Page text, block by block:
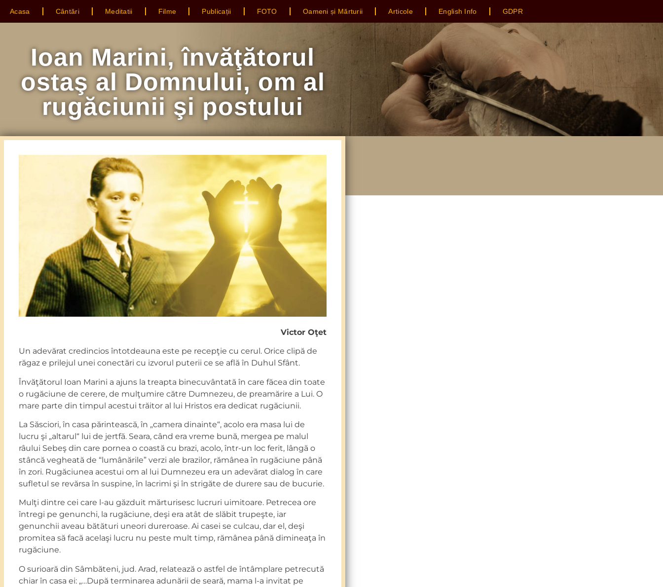
Acasa Cântări Meditatii Filme Publicații FOTO Oameni și Mărturii Articole English Info GDPR
Ioan Marini, învăţătorul
ostaş al Domnului, om al
rugăciunii şi postului
Victor Oţet
Un adevărat credincios întotdeauna este pe recepţie cu cerul. Orice clipă de
răgaz e prilejul unei conectări cu izvorul puterii ce se află în Duhul Sfânt.
Învăţătorul Ioan Marini a ajuns la treapta binecuvântată în care făcea din toate
o rugăciune de cerere, de mulţumire către Dumnezeu, de preamărire a Lui. O
mare parte din timpul acestui trăitor al lui Hristos era dedicat rugăciunii.
La Săsciori, în casa părintească, în „camera dinainte“, acolo era masa lui de
lucru şi „altarul“ lui de jertfă. Seara, când era vreme bună, mergea pe malul
râului Sebeş din care pornea o coastă cu brazi, acolo, într-un loc ferit, lângă o
stâncă vegheată de “lumânările” verzi ale brazilor, rămânea în rugăciune până
în zori. Rugăciunea acestui om al lui Dumnezeu era un adevărat dialog în care
sufletul se revărsa în suspine, în lacrimi şi în strigăte de durere sau de bucurie.
Mulţi dintre cei care l-au găzduit mărturisesc lucruri uimitoare. Petrecea ore
întregi pe genunchi, la rugăciune, deşi era atât de slăbit trupeşte, iar
genunchii aveau bătături uneori dureroase. Ai casei se culcau, dar el, deşi
promitea să facă acelaşi lucru nu peste mult timp, rămânea până dimineaţa în
rugăciune.
O surioară din Sâmbăteni, jud. Arad, relatează o astfel de întâmplare petrecută
chiar în casa ei: „…După terminarea adunării de seară, mama l-a invitat pe